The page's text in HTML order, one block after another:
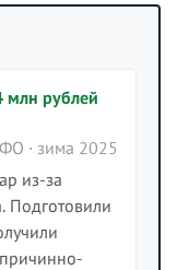
млн рублей
· зима 2025
из-за
Подготовили